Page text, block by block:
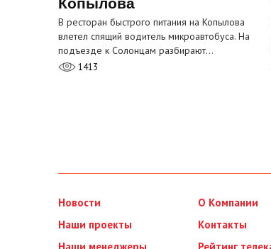
Копылова
В ресторан быстрого питания на Копылова
влетел спящий водитель микроавтобуса. На
подъезде к Солонцам разбирают…
1413
Новости
Наши проекты
О Компании
Контакты